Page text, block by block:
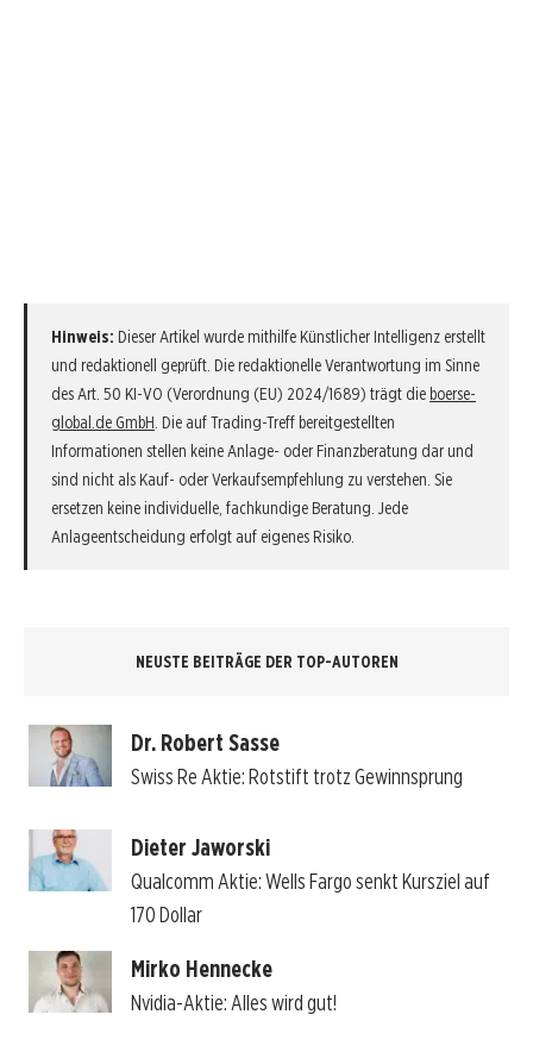
Hinweis: Dieser Artikel wurde mithilfe Künstlicher Intelligenz erstellt
und redaktionell geprüft. Die redaktionelle Verantwortung im Sinne
des Art. 50 KI-VO (Verordnung (EU) 2024/1689) trägt die boerse-
global.de GmbH. Die auf Trading-Treff bereitgestellten
Informationen stellen keine Anlage- oder Finanzberatung dar und
sind nicht als Kauf- oder Verkaufsempfehlung zu verstehen. Sie
ersetzen keine individuelle, fachkundige Beratung. Jede
Anlageentscheidung erfolgt auf eigenes Risiko.
NEUSTE BEITRÄGE DER TOP-AUTOREN
Dr. Robert Sasse
Swiss Re Aktie: Rotstift trotz Gewinnsprung
Dieter Jaworski
Qualcomm Aktie: Wells Fargo senkt Kursziel auf
170 Dollar
Mirko Hennecke
Nvidia-Aktie: Alles wird gut!